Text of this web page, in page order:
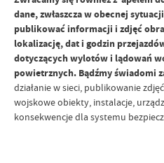
dane, zwłaszcza w obecnej
publikować informacji i zdjęć
lokalizację, dat i godzin
dotyczących wylotów i lądowań
powietrznych. Bądźmy świadomi
działanie w sieci, publikowanie
wojskowe obiekty, instalacje,
konsekwencje dla systemu